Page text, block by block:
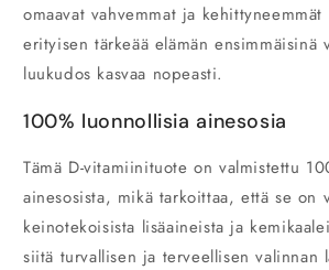
omaavat vahvemmat ja
erityisen tärkeää elämän ensimmäisinä
luukudos kasvaa nopeasti.
100% luonnollisia ainesosia
Tämä D-vitamiinituote on valmistettu
ainesosista, mikä tarkoittaa, että se on
keinotekoisista lisäaineista ja
siitä turvallisen ja terveellisen valinnan